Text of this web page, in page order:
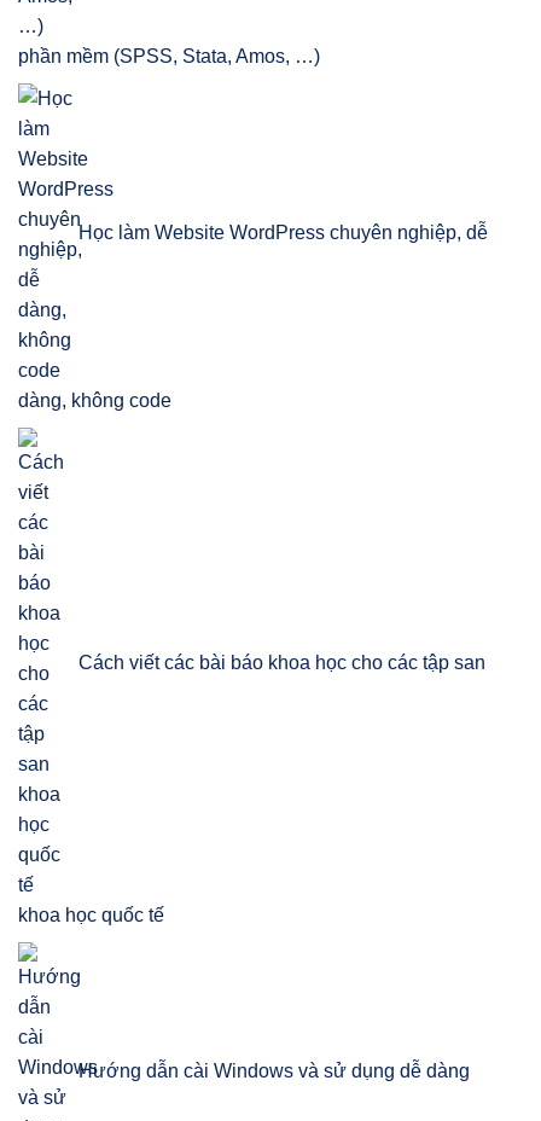
phần mềm (SPSS, Stata, Amos, …)
Học làm Website WordPress chuyên nghiệp, dễ
dàng, không code
Cách viết các bài báo khoa học cho các tập san
khoa học quốc tế
Hướng dẫn cài Windows và sử dụng dễ dàng